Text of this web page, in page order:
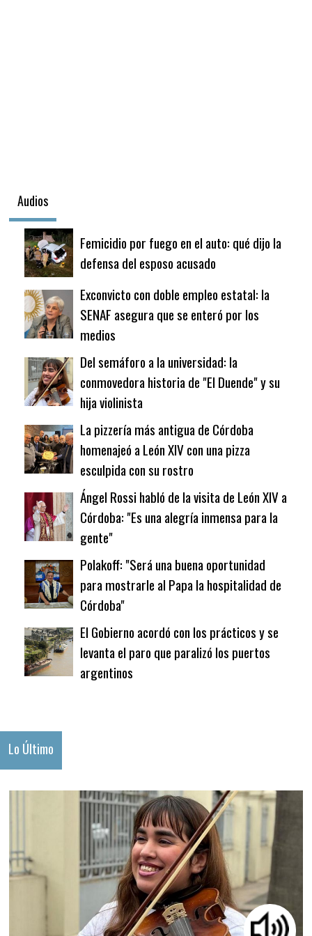
Audios
Femicidio por fuego en el auto: qué dijo la
defensa del esposo acusado
Exconvicto con doble empleo estatal: la
SENAF asegura que se enteró por los
medios
Del semáforo a la universidad: la
conmovedora historia de "El Duende" y su
hija violinista
La pizzería más antigua de Córdoba
homenajeó a León XIV con una pizza
esculpida con su rostro
Ángel Rossi habló de la visita de León XIV a
Córdoba: "Es una alegría inmensa para la
gente"
Polakoff: "Será una buena oportunidad
para mostrarle al Papa la hospitalidad de
Córdoba"
El Gobierno acordó con los prácticos y se
levanta el paro que paralizó los puertos
argentinos
Lo Último